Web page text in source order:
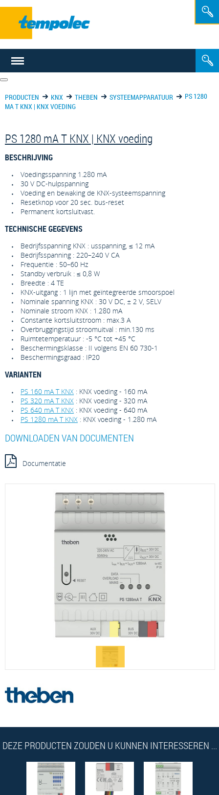
FR
NL
PRODUCTEN KNX THEBEN SYSTEEMAPPARATUUR
PS 1280
MA T KNX | KNX VOEDING
PS 1280 mA T KNX | KNX voeding
BESCHRIJVING
Voedingsspanning 1.280 mA
30 V DC-hulpspanning
Voeding en bewaking de KNX-systeemspanning
Resetknop voor 20 sec. bus-reset
Permanent kortsluitvast.
TECHNISCHE GEGEVENS
Bedrijfsspanning KNX : usspanning, ≤ 12 mA
Bedrijfsspanning : 220–240 V CA
Frequentie : 50–60 Hz
Standby verbruik : ≤ 0,8 W
Breedte : 4 TE
KNX-uitgang : 1 lijn met geïntegreerde smoorspoel
Nominale spanning KNX : 30 V DC, ± 2 V, SELV
Nominale stroom KNX : 1.280 mA
Constante kortsluitstroom : max.3 A
Overbruggingstijd stroomuitval : min.130 ms
Ruimtetemperatuur : -5 °C tot +45 °C
Beschermingsklasse : II volgens EN 60 730-1
Beschermingsgraad : IP20
VARIANTEN
PS 160 mA T KNX : KNX voeding - 160 mA
PS 320 mA T KNX : KNX voeding - 320 mA
PS 640 mA T KNX : KNX voeding - 640 mA
PS 1280 mA T KNX : KNX voeding - 1.280 mA
DOWNLOADEN VAN DOCUMENTEN
Documentatie
DEZE PRODUCTEN ZOUDEN U KUNNEN INTERESSEREN ...